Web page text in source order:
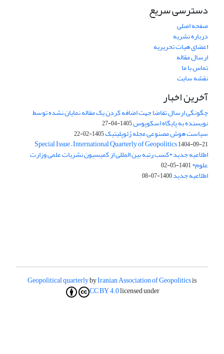
دسترسی سریع
صفحه اصلی
درباره نشریه
اعضای هیات تحریریه
ارسال مقاله
تماس با ما
نقشه سایت
آخرین اخبار
چگونگی ارسال تقاضا جهت اضافه کردن یک مقاله نمایان نشده توسط
نویسنده به پایگاه اسکوپوس1405-04-27
سیاست هوش مصنوعی مجله ژئوپلیتیک1405-02-22
Special Issue – International Quarterly of Geopolitics1404-09-21
اطلاعیه جدید *کسب رتبه بین المللی از کمیسیون نشریات علمی وزارت
علوم*1401-05-02
اطلاعیه جدید1400-07-08
Geopolitical quarterlybyIranian Association of Geopoliticsis
licensed under
CC BY 4.0